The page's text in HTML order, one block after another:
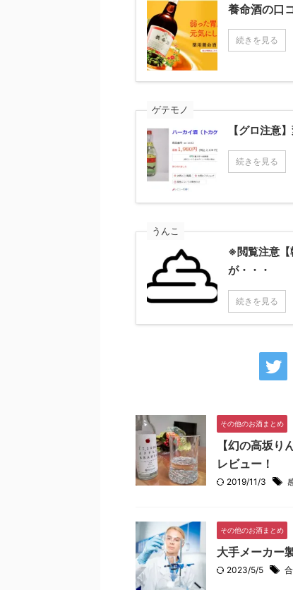
養命酒の口
続きを見る
ゲテモノ
【グロ注意
続きを見る
うんこ
※閲覧注意【
が・・・
続きを見る
その他のお酒まとめ
【幻の高坂
レビュー！
2019/11/3
その他のお酒まとめ
大手メーカー
2023/5/5